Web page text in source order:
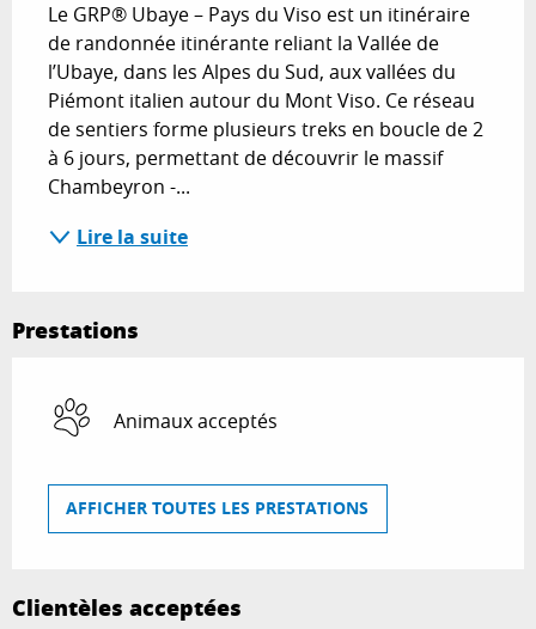
Le GRP® Ubaye – Pays du Viso est un itinéraire
de randonnée itinérante reliant la Vallée de
l’Ubaye, dans les Alpes du Sud, aux vallées du
Piémont italien autour du Mont Viso. Ce réseau
de sentiers forme plusieurs treks en boucle de 2
à 6 jours, permettant de découvrir le massif
Chambeyron -...
Lire la suite
Prestations
Animaux acceptés
AFFICHER TOUTES LES PRESTATIONS
Clientèles acceptées